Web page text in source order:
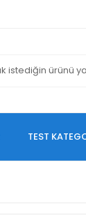
TEST